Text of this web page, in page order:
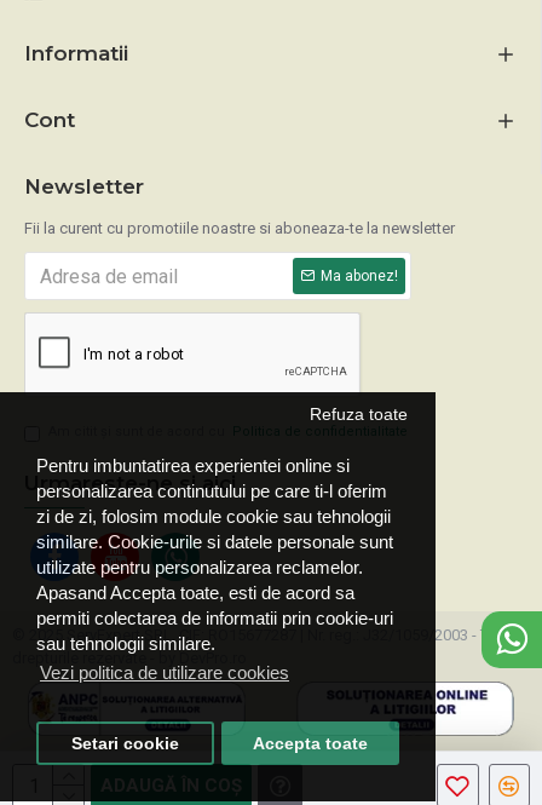
Pentru imbuntatirea experientei online si
personalizarea continutului pe care ti-l oferim
zi de zi, folosim module cookie sau tehnologii
similare. Cookie-urile si datele personale sunt
utilizate pentru personalizarea reclamelor.
Apasand Accepta toate, esti de acord sa
permiti colectarea de informatii prin cookie-uri
sau tehnologii similare.
Vezi politica de utilizare cookies
Refuza toate
Setari cookie Accepta toate
Informatii
Cont
Newsletter
Fii la curent cu promotiile noastre si aboneaza-te la newsletter
Ma abonez!
Urmareste-ne si aici
© 2025 ServExpert SRL, CIF: RO15677287 | Nr. reg.: J32/1059/2003 - Toate
drepturile rezervate - by DevPro.ro